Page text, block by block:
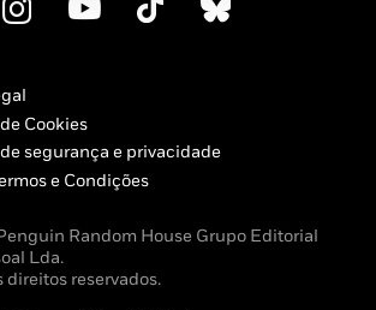
Cookies
segurança e privacidade
e Condições
Random House Grupo Editorial
Lda.
direitos reservados.